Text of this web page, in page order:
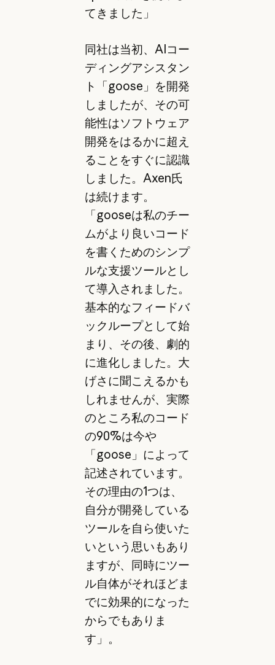
てきました」
同社は当初、AIコー
ディングアシスタン
ト「goose」を開発
しましたが、その可
能性はソフトウェア
開発をはるかに超え
ることをすぐに認識
しました。Axen氏
は続けます。
「gooseは私のチー
ムがより良いコード
を書くためのシンプ
ルな支援ツールとし
て導入されました。
基本的なフィードバ
ックループとして始
まり、その後、劇的
に進化しました。大
げさに聞こえるかも
しれませんが、実際
のところ私のコード
の90%は今や
「goose」によって
記述されています。
その理由の1つは、
自分が開発している
ツールを自ら使いた
いという思いもあり
ますが、同時にツー
ル自体がそれほどま
でに効果的になった
からでもありま
す」。